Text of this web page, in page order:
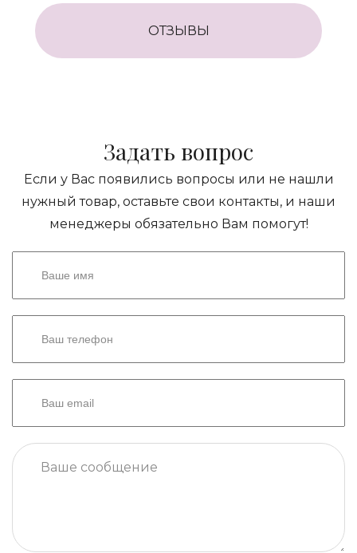
ОТЗЫВЫ
Задать вопрос
Если у Вас появились вопросы или не нашли
нужный товар, оставьте свои контакты, и наши
менеджеры обязательно Вам помогут!